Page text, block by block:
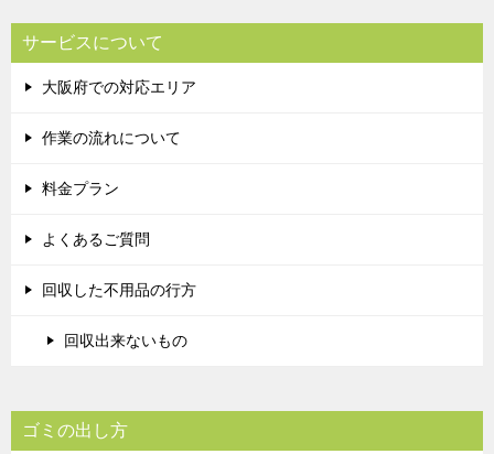
サービスについて
大阪府での対応エリア
作業の流れについて
料金プラン
よくあるご質問
回収した不用品の行方
回収出来ないもの
ゴミの出し方